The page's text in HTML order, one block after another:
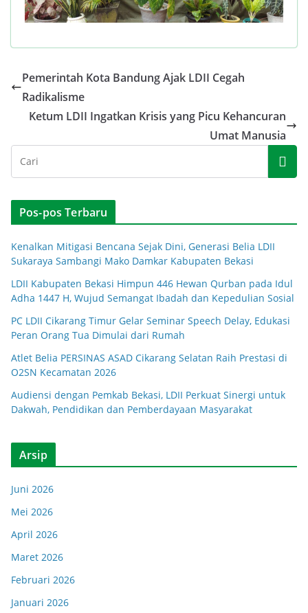
Pemerintah Kota Bandung Ajak LDII Cegah
Radikalisme
Ketum LDII Ingatkan Krisis yang Picu Kehancuran
Umat Manusia
Pos-pos Terbaru
Kenalkan Mitigasi Bencana Sejak Dini, Generasi Belia LDII
Sukaraya Sambangi Mako Damkar Kabupaten Bekasi
LDII Kabupaten Bekasi Himpun 446 Hewan Qurban pada Idul
Adha 1447 H, Wujud Semangat Ibadah dan Kepedulian Sosial
PC LDII Cikarang Timur Gelar Seminar Speech Delay, Edukasi
Peran Orang Tua Dimulai dari Rumah
Atlet Belia PERSINAS ASAD Cikarang Selatan Raih Prestasi di
O2SN Kecamatan 2026
Audiensi dengan Pemkab Bekasi, LDII Perkuat Sinergi untuk
Dakwah, Pendidikan dan Pemberdayaan Masyarakat
Arsip
Juni 2026
Mei 2026
April 2026
Maret 2026
Februari 2026
Januari 2026